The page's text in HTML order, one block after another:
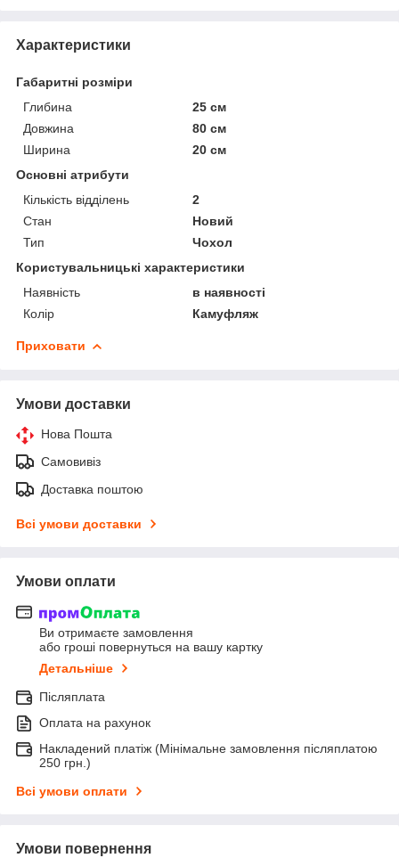
Характеристики
Габаритні розміри
Глибина
25 см
Довжина
80 см
Ширина
20 см
Основні атрибути
Кількість відділень
2
Стан
Новий
Тип
Чохол
Користувальницькі характеристики
Наявність
в наявності
Колір
Камуфляж
Приховати
Умови доставки
Нова Пошта
Самовивіз
Доставка поштою
Всі умови доставки
Умови оплати
Ви отримаєте замовлення
або гроші повернуться на вашу картку
Детальніше
Післяплата
Оплата на рахунок
Накладений платіж (Мінімальне замовлення післяплатою
250 грн.)
Всі умови оплати
Умови повернення